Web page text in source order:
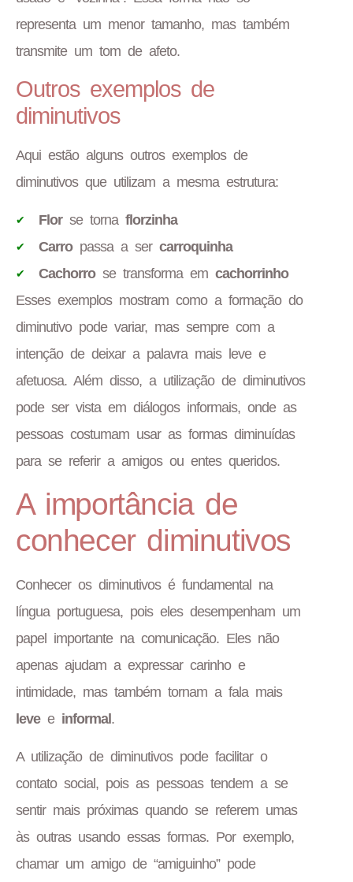
representa um menor tamanho, mas também
transmite um tom de afeto.
Outros exemplos de
diminutivos
Aqui estão alguns outros exemplos de
diminutivos que utilizam a mesma estrutura:
Florse torna florzinha
Carropassa a ser carroquinha
Cachorrose transforma em cachorrinho
Esses exemplos mostram como a formação do
diminutivo pode variar, mas sempre com a
intenção de deixar a palavra mais leve e
afetuosa. Além disso, a utilização de diminutivos
pode ser vista em diálogos informais, onde as
pessoas costumam usar as formas diminuídas
para se referir a amigos ou entes queridos.
A importância de
conhecer diminutivos
Conhecer os diminutivos é fundamental na
língua portuguesa, pois eles desempenham um
papel importante na comunicação. Eles não
apenas ajudam a expressar carinho e
intimidade, mas também tornam a fala mais
levee informal.
A utilização de diminutivos pode facilitar o
contato social, pois as pessoas tendem a se
sentir mais próximas quando se referem umas
às outras usando essas formas. Por exemplo,
chamar um amigo de “amiguinho” pode